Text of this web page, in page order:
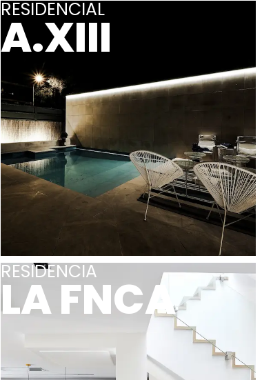
RESIDENCIAL
A.XIII
RESIDENCIA
LA FNCA